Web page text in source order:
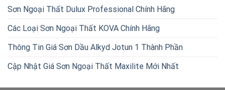
Sơn Ngoại Thất Dulux Professional Chính Hãng
Các Loại Sơn Ngoại Thất KOVA Chính Hãng
Thông Tin Giá Sơn Dầu Alkyd Jotun 1 Thành Phần
Cập Nhật Giá Sơn Ngoại Thất Maxilite Mới Nhất